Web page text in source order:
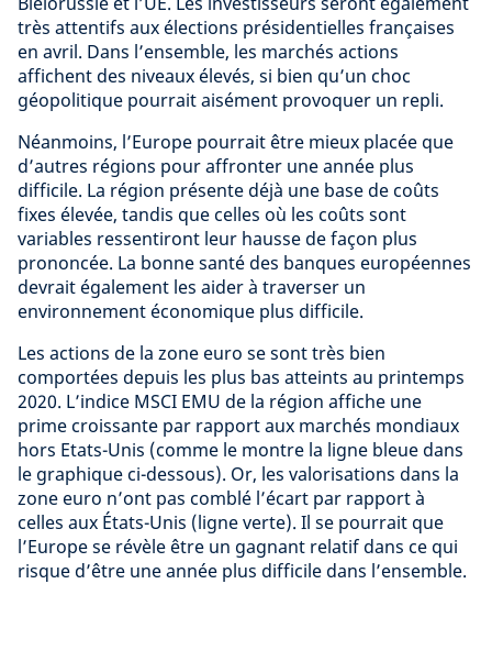
très attentifs aux élections présidentielles françaises
en avril. Dans l’ensemble, les marchés actions
affichent des niveaux élevés, si bien qu’un choc
géopolitique pourrait aisément provoquer un repli.
Néanmoins, l’Europe pourrait être mieux placée que
d’autres régions pour affronter une année plus
difficile. La région présente déjà une base de coûts
fixes élevée, tandis que celles où les coûts sont
variables ressentiront leur hausse de façon plus
prononcée. La bonne santé des banques européennes
devrait également les aider à traverser un
environnement économique plus difficile.
Les actions de la zone euro se sont très bien
comportées depuis les plus bas atteints au printemps
2020. L’indice MSCI EMU de la région affiche une
prime croissante par rapport aux marchés mondiaux
hors Etats-Unis (comme le montre la ligne bleue dans
le graphique ci-dessous). Or, les valorisations dans la
zone euro n’ont pas comblé l’écart par rapport à
celles aux États-Unis (ligne verte). Il se pourrait que
l’Europe se révèle être un gagnant relatif dans ce qui
risque d’être une année plus difficile dans l’ensemble.